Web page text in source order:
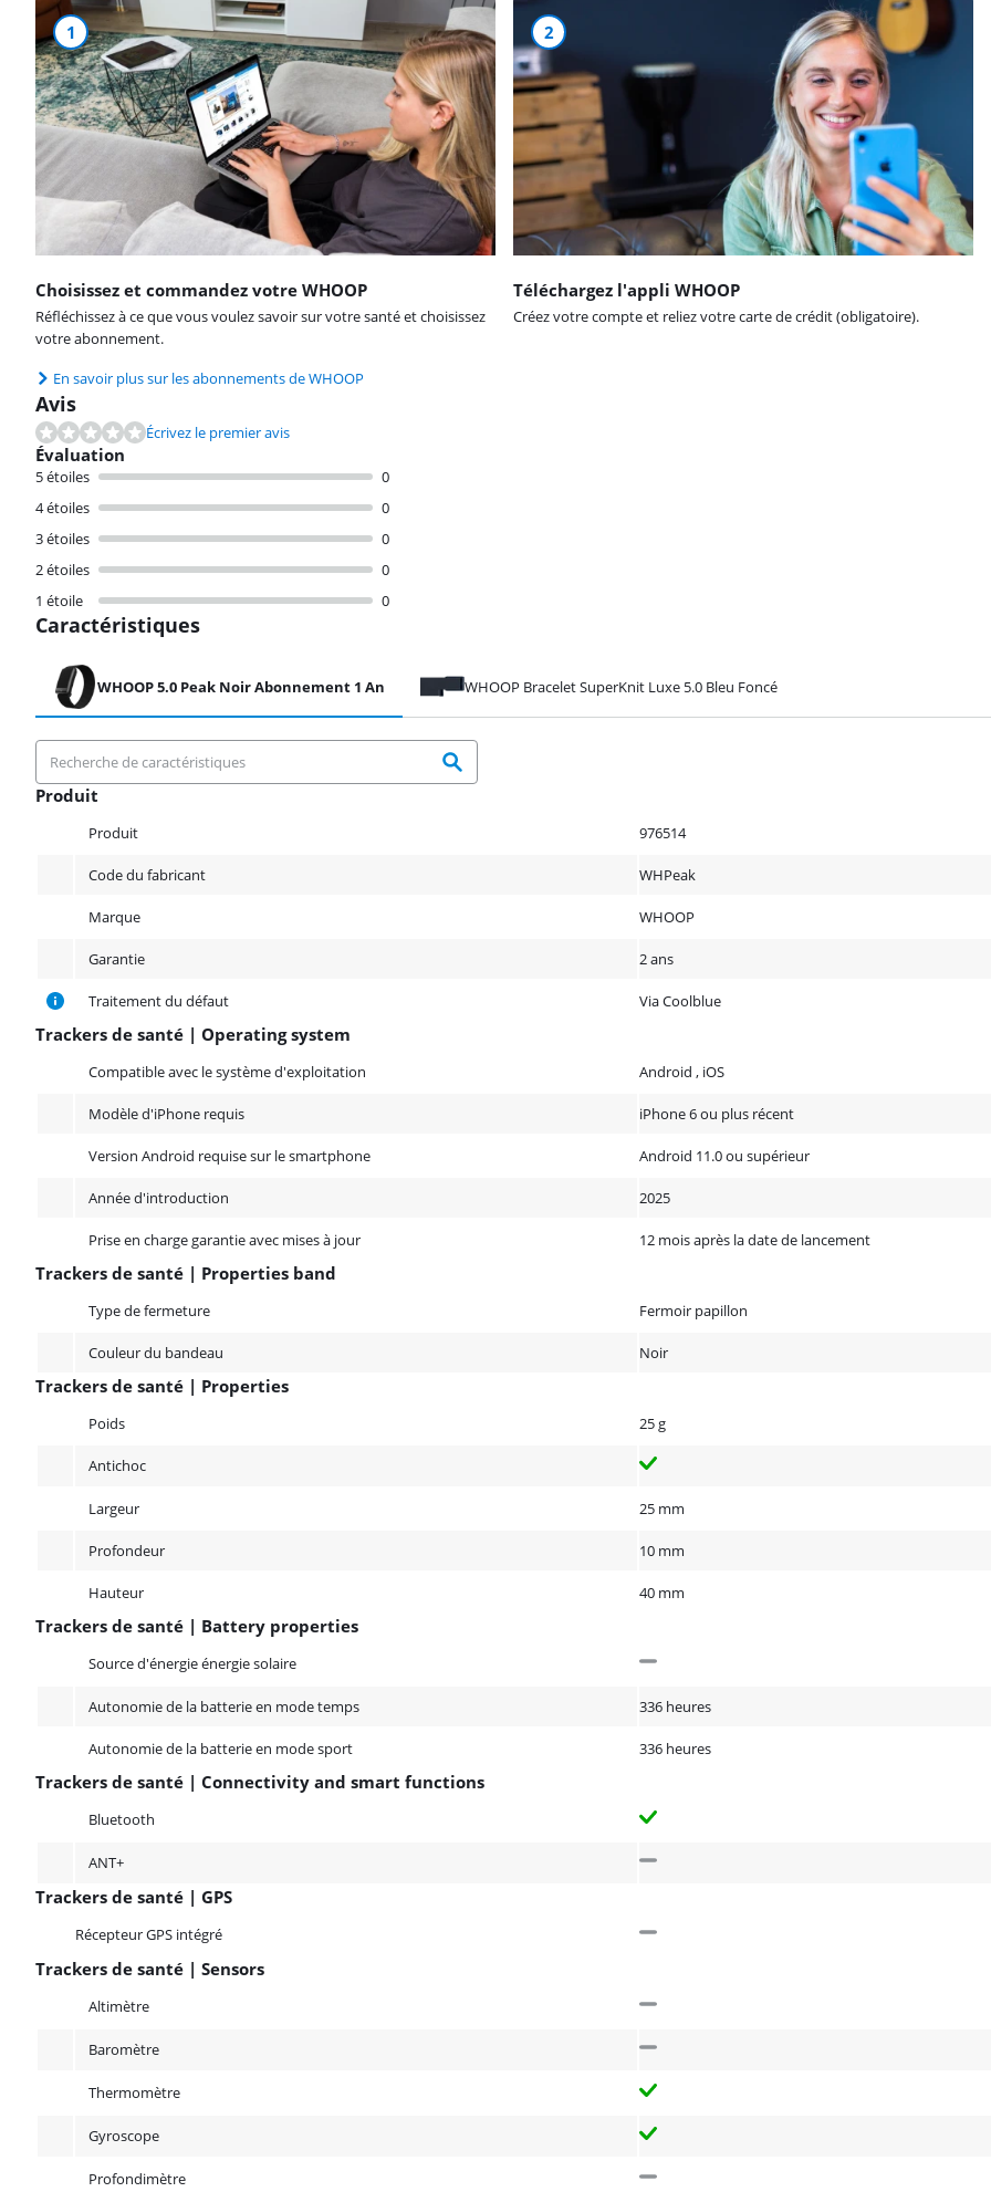
1
Choisissez et commandez votre WHOOP
Réfléchissez à ce que vous voulez savoir sur votre santé et choisissez
votre abonnement.
2
Téléchargez l'appli WHOOP
Créez votre compte et reliez votre carte de crédit (obligatoire).
En savoir plus sur les abonnements de WHOOP
Avis
Écrivez le premier avis
Évaluation
5 étoiles
0
4 étoiles
0
3 étoiles
0
2 étoiles
0
1 étoile
0
Caractéristiques
WHOOP 5.0 Peak Noir Abonnement 1 An WHOOP Bracelet SuperKnit Luxe 5.0 Bleu Foncé
Produit
Produit 976514
Code du fabricant WHPeak
Marque WHOOP
Garantie 2 ans
Traitement du défaut Via Coolblue
Trackers de santé | Operating system
Compatible avec le système d'exploitation Android , iOS
Modèle d'iPhone requis iPhone 6 ou plus récent
Version Android requise sur le smartphone Android 11.0 ou supérieur
Année d'introduction 2025
Prise en charge garantie avec mises à jour 12 mois après la date de lancement
Trackers de santé | Properties band
Type de fermeture Fermoir papillon
Couleur du bandeau Noir
Trackers de santé | Properties
Poids 25 g
Antichoc
Largeur 25 mm
Profondeur 10 mm
Hauteur 40 mm
Trackers de santé | Battery properties
Source d'énergie énergie solaire
Autonomie de la batterie en mode temps 336 heures
Autonomie de la batterie en mode sport 336 heures
Trackers de santé | Connectivity and smart functions
Bluetooth
ANT+
Trackers de santé | GPS
Récepteur GPS intégré
Trackers de santé | Sensors
Altimètre
Baromètre
Thermomètre
Gyroscope
Profondimètre